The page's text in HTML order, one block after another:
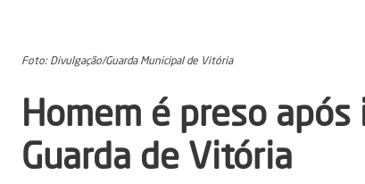
Foto: Divulgação/Guarda Municipal de Vitória
Homem é preso
Guarda de Vitória